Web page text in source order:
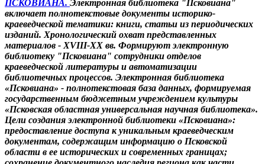
ПСКОВИАНА. Электронная библиотека "Псковиана"
включает полнотекстовые документы историко-
краеведческой тематики: книги, статьи из периодических
изданий. Хронологический охват представленных
материалов - XVIII-XX вв. Формируют электронную
библиотеку "Псковиана" сотрудники отделов
краеведческой литературы и автоматизации
библиотечных процессов. Электронная библиотека
«Псковиана» - полнотекстовая база данных, формируемая
государственным бюджетным учреждением культуры
«Псковская областная универсальная научная библиотека».
Цели создания электронной библиотеки «Псковиана»:
предоставление доступа к уникальным краеведческим
документам, содержащим информацию о Псковской
области в ее исторических и современных границах;